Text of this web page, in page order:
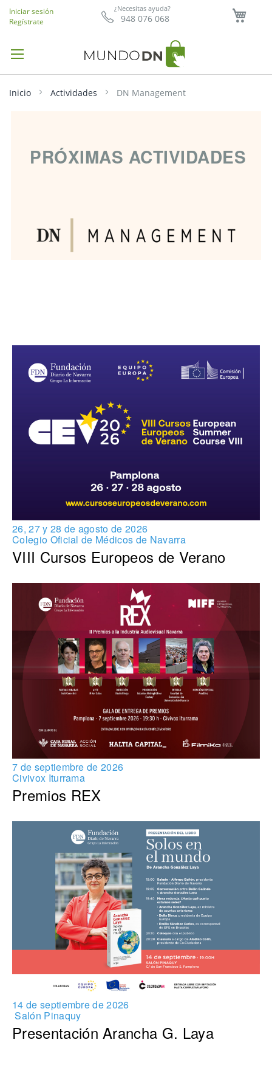
¿Necesitas ayuda?
948 076 068
Iniciar sesión
Regístrate
Inicio Actividades DN Management
PRÓXIMAS ACTIVIDADES
26, 27 y 28 de agosto de 2026
Colegio Oficial de Médicos de Navarra
VIII Cursos Europeos de Verano
7 de septiembre de 2026
Civivox Iturrama
Premios REX
14 de septiembre de 2026
Salón Pinaquy
Presentación Arancha G. Laya